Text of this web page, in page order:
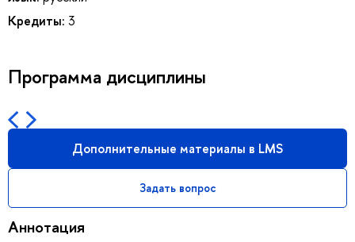
Кредиты: 3
Программа дисциплины
Дополнительные материалы в LMS
Задать вопрос
Аннотация